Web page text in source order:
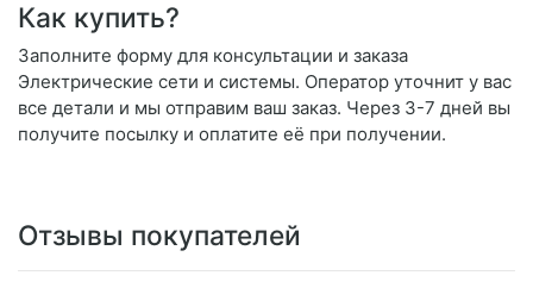
Как купить?
Заполните форму для консультации и заказа
Электрические сети и системы. Оператор уточнит у вас
все детали и мы отправим ваш заказ. Через 3-7 дней вы
получите посылку и оплатите её при получении.
Отзывы покупателей